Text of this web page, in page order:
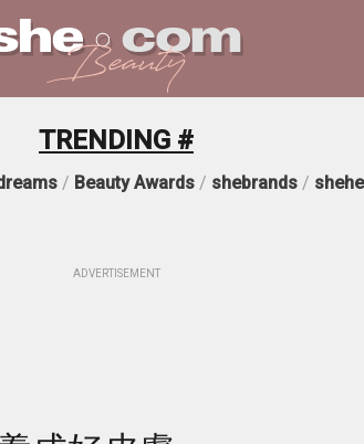
TRENDING #
/ Beauty Awards/ shebrands/
ADVERTISEMENT